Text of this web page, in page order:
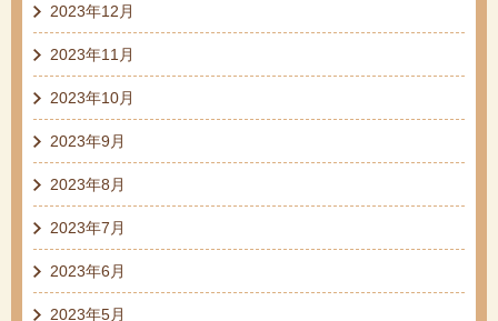
2023年12月
2023年11月
2023年10月
2023年9月
2023年8月
2023年7月
2023年6月
2023年5月